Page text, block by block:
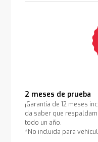
2 meses de prueba
¡Garantía de 12 meses
da saber que
todo un año.
*No incluida para